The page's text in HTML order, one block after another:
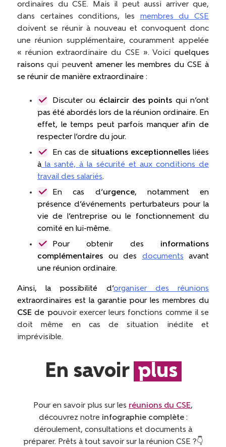
ordinaires du CSE. Mais il peut aussi arriver que,
dans certaines conditions, les membres du CSE
doivent se réunir à nouveau et convoquent donc
une réunion supplémentaire, couramment appelée
« réunion extraordinaire du CSE ». Voici quelques
raisons qui peuvent amener les membres du CSE à
se réunir de manière extraordinaire :
Discuter ou éclaircir des points qui n’ont
pas été abordés lors de la réunion ordinaire. En
effet, le temps peut parfois manquer afin de
respecter l’ordre du jour.
En cas de situations exceptionnelles liées
à la santé, à la sécurité et aux conditions de
travail des salariés.
En cas d’urgence, notamment en
présence d’événements perturbateurs pour la
vie de l’entreprise ou le fonctionnement du
comité en lui-même.
Pour obtenir des informations
complémentaires ou des documents avant
une réunion ordinaire.
Ainsi, la possibilité d’organiser des réunions
extraordinaires est la garantie pour les membres du
CSE de pouvoir exercer leurs fonctions comme il se
doit même en cas de situation inédite et
imprévisible.
En savoir plus
Pour en savoir plus sur les réunions du CSE,
découvrez notre infographie complète:
déroulement, consultations et documents à
préparer. Prêts à tout savoir sur la réunion CSE ?👇